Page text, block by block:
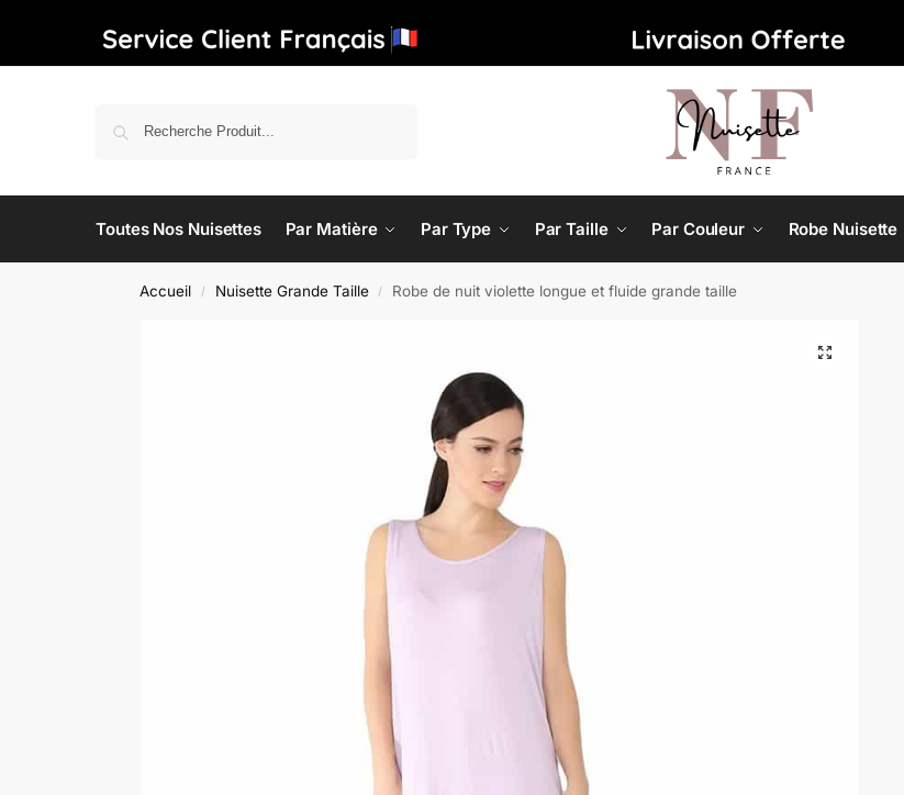
Toutes Nos Nuisettes Par Matière Par Type Par Taille Par Couleur Robe Nuisette
Accueil / Nuisette Grande Taille / Robe de nuit violette longue et fluide grande taille